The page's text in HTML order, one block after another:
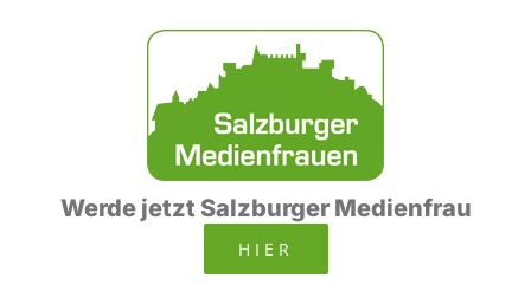
Werde jetzt Salzburger Medienfrau
HIER